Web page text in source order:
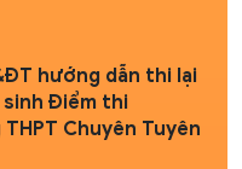
hướng dẫn thi lại
Điểm thi
Chuyên Tuyên